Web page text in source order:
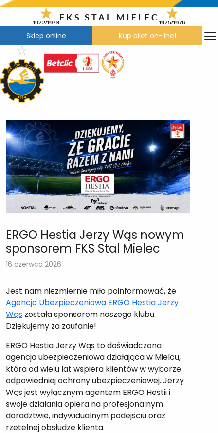
Przejdź
treści
1972/1973
FKS STAL MIELEC
1975/1976
Sklep online Kup bilet on-line!
ERGO Hestia Jerzy Wąs nowym
sponsorem FKS Stal Mielec
16 czerwca 2026
Jest nam niezmiernie miło poinformować, że
Agencja Ubezpieczeniowa ERGO Hestia Jerzy
Wąs została sponsorem naszego klubu.
Dziękujemy za zaufanie!
ERGO Hestia Jerzy Wąs to doświadczona
agencja ubezpieczeniowa działająca w Mielcu,
która od wielu lat wspiera klientów w wyborze
odpowiedniej ochrony ubezpieczeniowej. Jerzy
Wąs jest wyłącznym agentem ERGO Hestii i
swoje działania opiera na profesjonalnym
doradztwie, indywidualnym podejściu oraz
rzetelnej obsłudze klienta.